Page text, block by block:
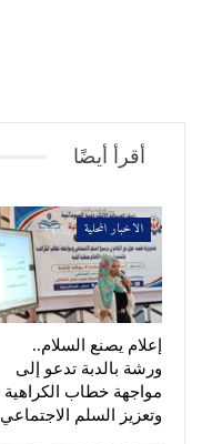
أقرأ أيضًا
الاخبار المحلية
إعلام يصنع السلام..
ورشة بالدبة تدعو إلى
مواجهة خطاب الكراهية
وتعزيز السلم الاجتماعي